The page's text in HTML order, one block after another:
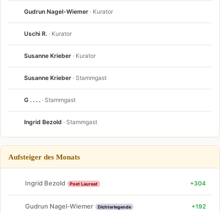
Gudrun Nagel-Wiemer · Kurator
Uschi R. · Kurator
Susanne Krieber · Kurator
Susanne Krieber · Stammgast
G . . . . · Stammgast
Ingrid Bezold · Stammgast
Aufsteiger des Monats
Ingrid Bezold Poet Laureat +304
Gudrun Nagel-Wiemer Dichterlegende +192